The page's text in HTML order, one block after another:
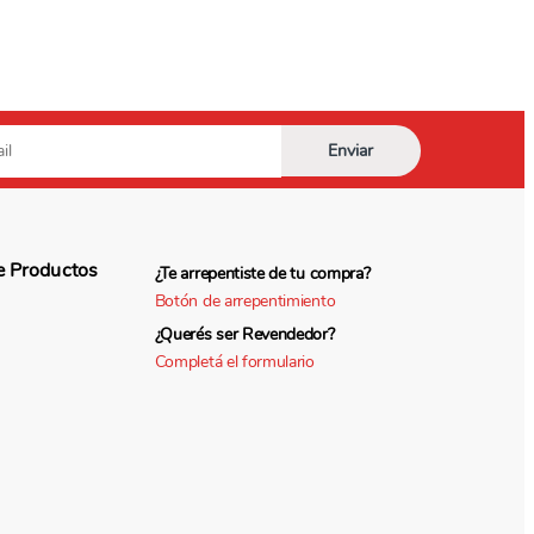
Productos
¿Te arrepentiste de tu compra?
Botón de arrepentimiento
¿Querés ser Revendedor?
Completá el formulario